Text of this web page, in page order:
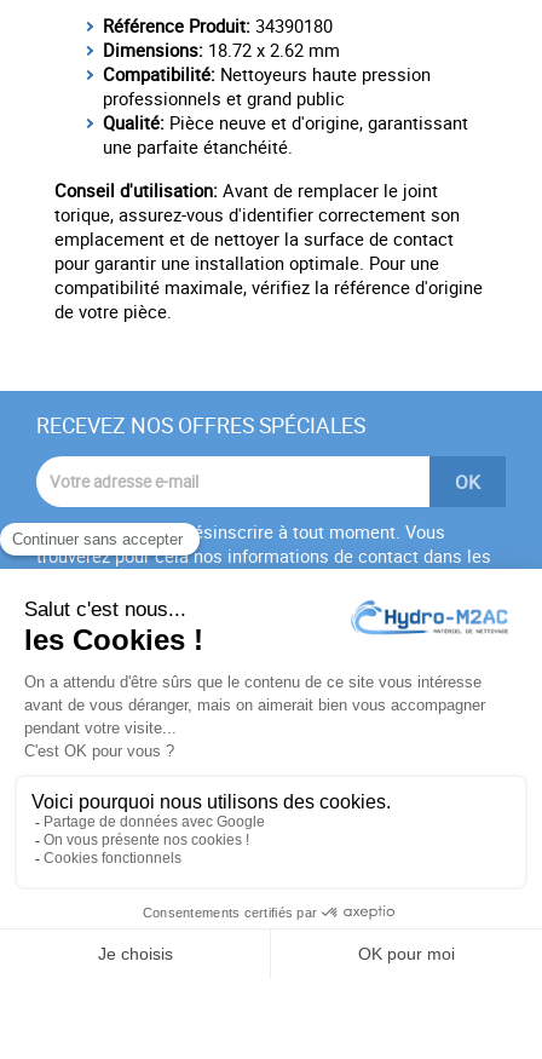
Référence Produit: 34390180
Dimensions: 18.72 x 2.62 mm
Compatibilité: Nettoyeurs haute pression
professionnels et grand public
Qualité: Pièce neuve et d'origine, garantissant
une parfaite étanchéité.
Conseil d'utilisation: Avant de remplacer le joint
torique, assurez-vous d'identifier correctement son
emplacement et de nettoyer la surface de contact
pour garantir une installation optimale. Pour une
compatibilité maximale, vérifiez la référence d'origine
de votre pièce.
RECEVEZ NOS OFFRES SPÉCIALES
Vous pouvez vous désinscrire à tout moment. Vous
trouverez pour cela nos informations de contact dans les
J'accepte lesconditions générales
politique de
confidentialité
PRODUITS
NOTRE SOCIÉTÉ
VOTRE COMPTE